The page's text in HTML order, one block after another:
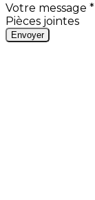
Votre message *
Pièces jointes
Envoyer